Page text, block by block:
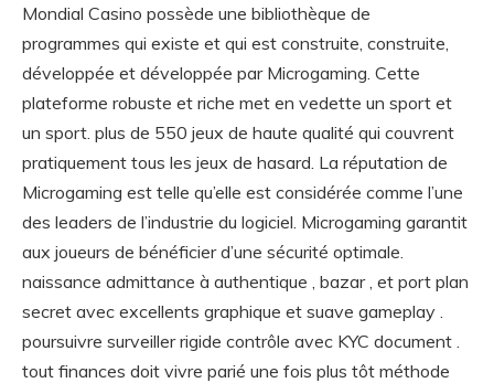
Mondial Casino possède une bibliothèque de
programmes qui existe et qui est construite, construite,
développée et développée par Microgaming. Cette
plateforme robuste et riche met en vedette un sport et
un sport. plus de 550 jeux de haute qualité qui couvrent
pratiquement tous les jeux de hasard. La réputation de
Microgaming est telle qu’elle est considérée comme l’une
des leaders de l’industrie du logiciel. Microgaming garantit
aux joueurs de bénéficier d’une sécurité optimale.
naissance admittance à authentique , bazar , et port plan
secret avec excellents graphique et suave gameplay .
poursuivre surveiller rigide contrôle avec KYC document .
tout finances doit vivre parié une fois plus tôt méthode